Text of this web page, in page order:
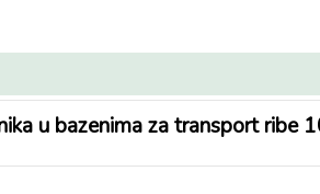
u bazenima za transport ribe